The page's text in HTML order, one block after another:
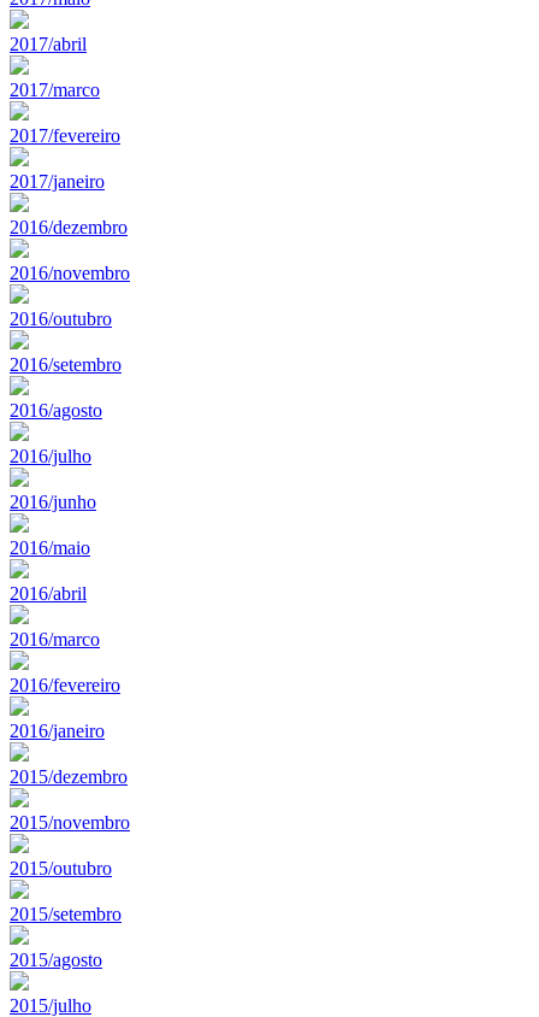
2017/abril
2017/marco
2017/fevereiro
2017/janeiro
2016/dezembro
2016/novembro
2016/outubro
2016/setembro
2016/agosto
2016/julho
2016/junho
2016/maio
2016/abril
2016/marco
2016/fevereiro
2016/janeiro
2015/dezembro
2015/novembro
2015/outubro
2015/setembro
2015/agosto
2015/julho